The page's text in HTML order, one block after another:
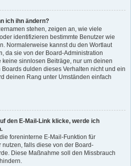
ich ihn ändern?
stehen, zeigen an, wie viele
identifizieren bestimmte Benutzer wie
Normalerweise kannst du den Wortlaut
da sie von der Board-Administration
sinnlosen Beiträge, nur um deinen
dulden dieses Verhalten nicht und ein
deinen Rang unter Umständen einfach
den E-Mail-Link klicke, werde ich
foreninterne E-Mail-Funktion für
falls diese von der Board-
Diese Maßnahme soll den Missbrauch